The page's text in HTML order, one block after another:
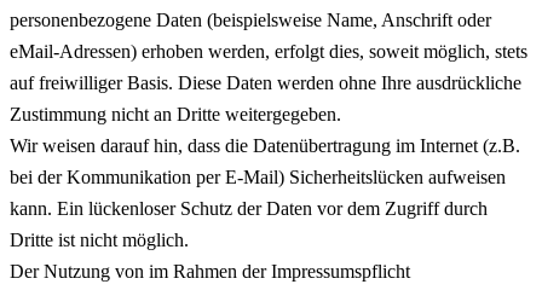
personenbezogene Daten (beispielsweise Name, Anschrift oder
eMail-Adressen) erhoben werden, erfolgt dies, soweit möglich, stets
auf freiwilliger Basis. Diese Daten werden ohne Ihre ausdrückliche
Zustimmung nicht an Dritte weitergegeben.
Wir weisen darauf hin, dass die Datenübertragung im Internet (z.B.
bei der Kommunikation per E-Mail) Sicherheitslücken aufweisen
kann. Ein lückenloser Schutz der Daten vor dem Zugriff durch
Dritte ist nicht möglich.
Der Nutzung von im Rahmen der Impressumspflicht